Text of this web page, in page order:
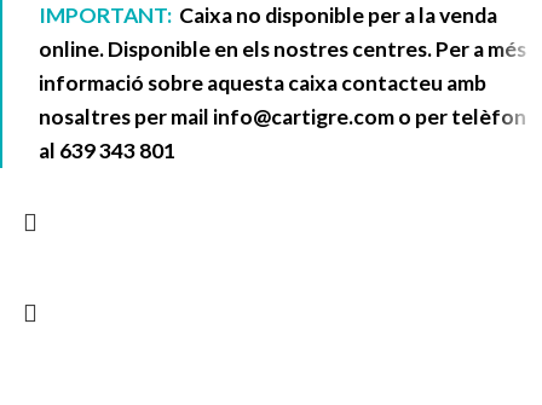
IMPORTANT: Caixa no disponible per a la venda
online. Disponible en els nostres centres. Per a més
informació sobre aquesta caixa contacteu amb
nosaltres per mail info@cartigre.como per telèfon
al 639 343 801